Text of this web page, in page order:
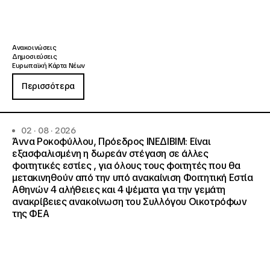
Ανακοινώσεις
Δημοσιεύσεις
Ευρωπαϊκή Κάρτα Νέων
Περισσότερα
02 · 08 · 2026
Άννα Ροκοφύλλου, Πρόεδρος ΙΝΕΔΙΒΙΜ: Είναι
εξασφαλισμένη η δωρεάν στέγαση σε άλλες
φοιτητικές εστίες , για όλους τους φοιτητές που θα
μετακινηθούν από την υπό ανακαίνιση Φοιτητική Εστία
Αθηνών 4 αλήθειες και 4 ψέματα για την γεμάτη
ανακρίβειες ανακοίνωση του Συλλόγου Οικοτρόφων
της ΦΕΑ